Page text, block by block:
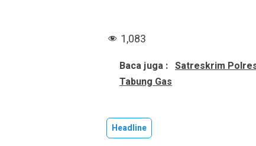
1,083
Baca juga : Satreskrim
Tabung Gas
Headline